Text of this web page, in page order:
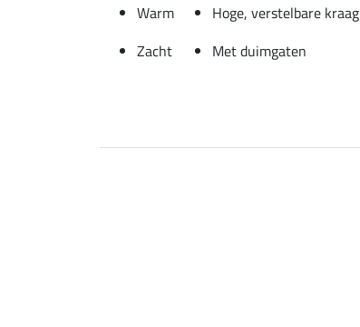
Warm
Hoge, verstelbare kraag
Zacht
Met duimgaten